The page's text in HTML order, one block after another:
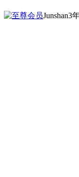
Junshan3